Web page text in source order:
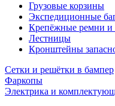
Грузовые корзины
Экспедиционные
Крепёжные ремни и
Лестницы
Кронштейны
Сетки и решётки в бампер
Фаркопы
Электрика и